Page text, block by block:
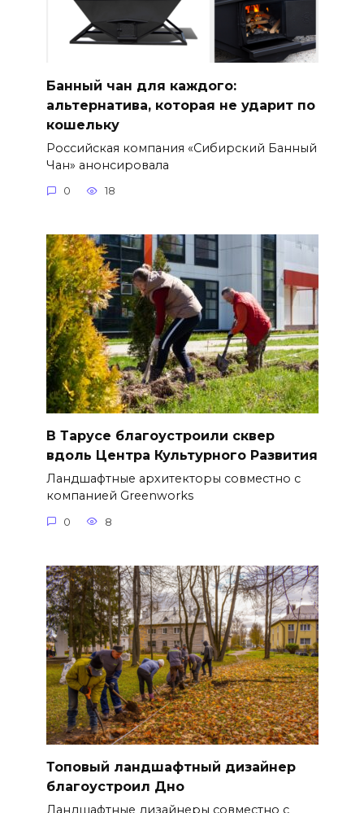
Банный чан для каждого:
альтернатива, которая не ударит по
кошельку
Российская компания «Сибирский Банный
Чан» анонсировала
0 18
В Тарусе благоустроили сквер
вдоль Центра Культурного Развития
Ландшафтные архитекторы совместно с
компанией Greenworks
0 8
Топовый ландшафтный дизайнер
благоустроил Дно
Ландшафтные дизайнеры совместно с